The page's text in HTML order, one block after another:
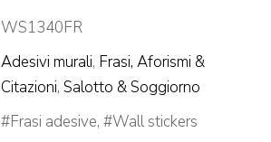
WS1340FR
Adesivi murali, Frasi, Aforismi &
Citazioni, Salotto & Soggiorno
Frasi adesive, Wall stickers